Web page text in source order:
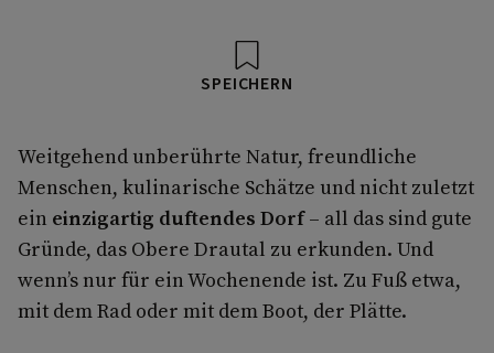
SPEICHERN
Weitgehend unberührte Natur, freundliche
Menschen, kulinarische Schätze und nicht zuletzt
ein einzigartig duftendes Dorf– all das sind gute
Gründe, das Obere Drautal zu erkunden. Und
wenn’s nur für ein Wochenende ist. Zu Fuß etwa,
mit dem Rad oder mit dem Boot, der Plätte.